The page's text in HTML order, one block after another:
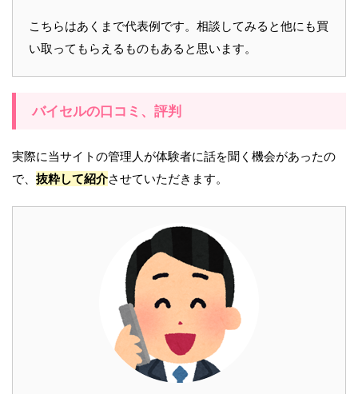
こちらはあくまで代表例です。相談してみると他にも買
い取ってもらえるものもあると思います。
バイセルの口コミ、評判
実際に当サイトの管理人が体験者に話を聞く機会があったの
で、 抜粋して紹介させていただきます。